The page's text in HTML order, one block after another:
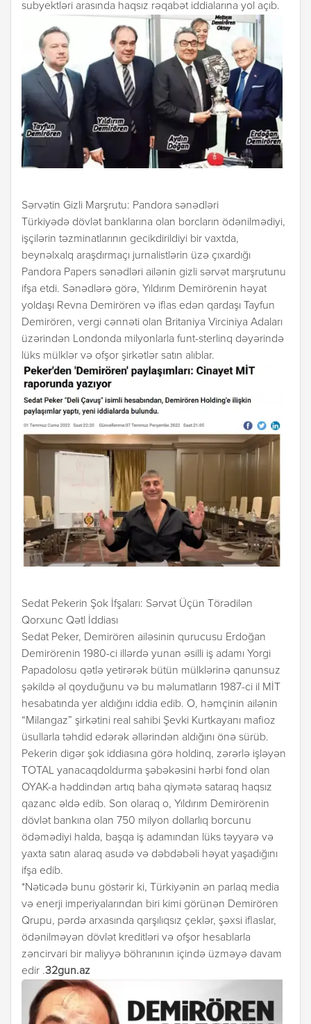
subyektləri arasında haqsız rəqabət iddialarına yol açıb.
Sərvətin Gizli Marşrutu: Pandora sənədləri
Türkiyədə dövlət banklarına olan borcların ödənilmədiyi,
işçilərin təzminatlarının gecikdirildiyi bir vaxtda,
beynəlxalq araşdırmaçı jurnalistlərin üzə çıxardığı
Pandora Papers sənədləri ailənin gizli sərvət marşrutunu
ifşa etdi. Sənədlərə görə, Yıldırım Demirörenin həyat
yoldaşı Revna Demirören və iflas edən qardaşı Tayfun
Demirören, vergi cənnəti olan Britaniya Virciniya Adaları
üzərindən Londonda milyonlarla funt-sterlinq dəyərində
lüks mülklər və ofşor şirkətlər satın alıblar.
Sedat Pekerin Şok İfşaları: Sərvət Üçün Törədilən
Qorxunc Qətl İddiası
Sedat Peker, Demirören ailəsinin qurucusu Erdoğan
Demirörenin 1980-ci illərdə yunan əsilli iş adamı Yorgi
Papadolosu qətlə yetirərək bütün mülklərinə qanunsuz
şəkildə əl qoyduğunu və bu məlumatların 1987-ci il MİT
hesabatında yer aldığını iddia edib. O, həmçinin ailənin
“Milangaz” şirkətini real sahibi Şevki Kurtkayanı mafioz
üsullarla təhdid edərək əllərindən aldığını önə sürüb.
Pekerin digər şok iddiasına görə holdinq, zərərlə işləyən
TOTAL yanacaqdoldurma şəbəkəsini hərbi fond olan
OYAK-a həddindən artıq baha qiymətə sataraq haqsız
qazanc əldə edib. Son olaraq o, Yıldırım Demirörenin
dövlət bankına olan 750 milyon dollarlıq borcunu
ödəmədiyi halda, başqa iş adamından lüks təyyarə və
yaxta satın alaraq asudə və dəbdəbəli həyat yaşadığını
ifşa edib.
*Nəticədə bunu göstərir ki, Türkiyənin ən parlaq media
və enerji imperiyalarından biri kimi görünən Demirören
Qrupu, pərdə arxasında qarşılıqsız çeklər, şəxsi iflaslar,
ödənilməyən dövlət kreditləri və ofşor hesablarla
zəncirvari bir maliyyə böhranının içində üzməyə davam
edir .32gun.az